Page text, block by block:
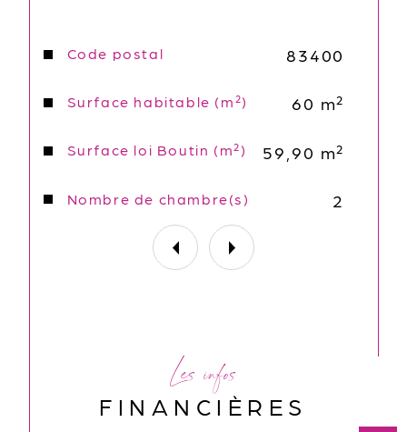
Caractéristiques Valeurs
Code postal 83400
Surface habitable (m²) 60 m²
Surface loi Boutin (m²) 59,90 m²
Nombre de chambre(s) 2
Frais d'agence 750€
Les infos
FINANCIÈRES